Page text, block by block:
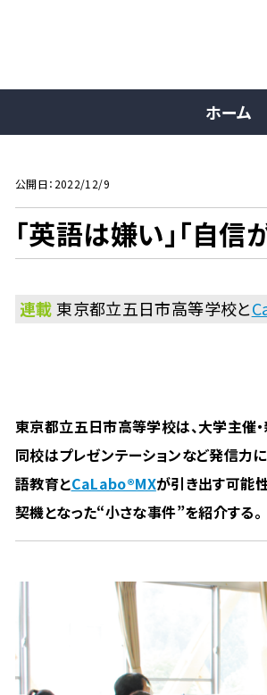
ホーム
公開日：2022/12/9
「英語は嫌い」「自
連載 東京都立五日市高等学校と
東京都立五日市高等学校は、大学主催
同校はプレゼンテーションなど発信力
語教育とCaLabo®MXが引き出す可能
契機となった“小さな事件”を紹介する。